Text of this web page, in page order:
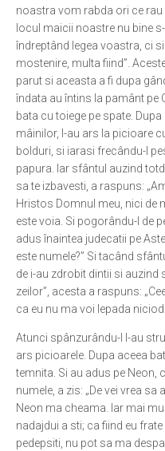
Evenimente
Biserici și mănăstiri
Viață curată
Nevoințe
Familia de azi
Casa curată
Adicții și vindecări
Gadgeturi cu două
Bucătărie biblică
Interviuri
Puncte de Vedere
noastra vom rabda ori ce rau
locul maicii noastre nu bine
îndreptând legea voastra, ci
mostenire, multa fiind”.
parut si aceasta a fi dupa
îndata au întins la pamânt pe
bata cu toiege pe spate.
mâinilor, l-au ars la picioare
bolduri, si iarasi frecându-l
papura. Iar sfântul auzind
sa te izbavesti, a raspuns:
Hristos Domnul meu, nici de
este voia. Si pogorându-l de
adus înaintea judecatii pe
este numele?” Si tacând
de i-au zdrobit dintii si auzind
zeilor”, acesta a raspuns:
ca eu nu ma voi lepada
Atunci spânzurându-l l-au
ars picioarele. Dupa aceea
temnita. Si au adus pe Neon,
numele, a zis: „De vei vrea
Neon ma cheama. Iar mai
nadajdui a sti; ca fiind eu
pedepsiti, nu pot sa ma